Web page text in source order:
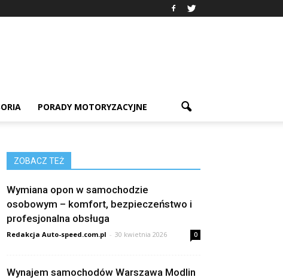
PORADY MOTORYZACYJNE
ZOBACZ TEŻ
Wymiana opon w samochodzie
osobowym – komfort, bezpieczeństwo i
profesjonalna obsługa
Redakcja Auto-speed.com.pl - 30 kwietnia 2026 0
Wynajem samochodów Warszawa Modlin